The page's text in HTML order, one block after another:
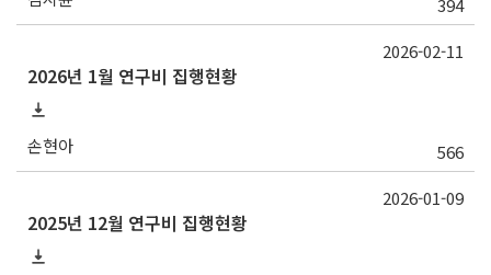
394
2026년 1월 연구비 집행현황
손현아 566
2026-02-11
2025년 12월 연구비 집행현황
2026-01-09